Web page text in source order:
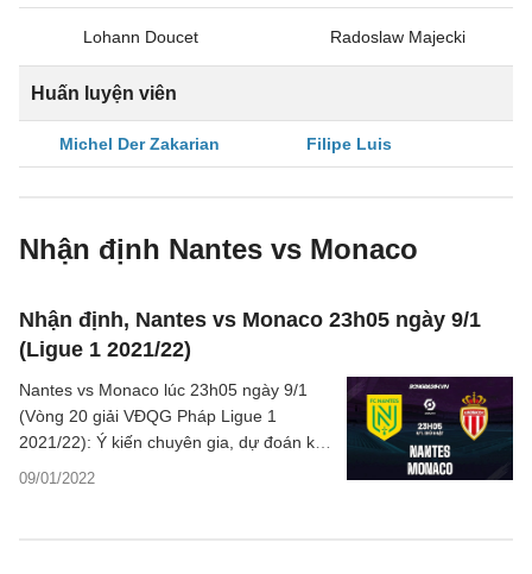
Lohann Doucet Radoslaw Majecki
Huấn luyện viên
Michel Der Zakarian Filipe Luis
Nhận định Nantes vs Monaco
Nhận định, Nantes vs Monaco 23h05 ngày 9/1
(Ligue 1 2021/22)
09/01/2022
Nantes vs Monaco lúc 23h05 ngày 9/1
(Vòng 20 giải VĐQG Pháp Ligue 1
2021/22): Ý kiến chuyên gia, dự đoán kết
quả, phân tích chuyên môn, các thông tin